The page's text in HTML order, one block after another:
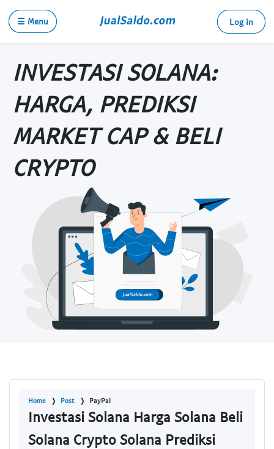
☰ Menu Log in
INVESTASI SOLANA:
HARGA, PREDIKSI
MARKET CAP & BELI
CRYPTO
Home Post PayPal
Investasi Solana Harga Solana Beli
Solana Crypto Solana Prediksi